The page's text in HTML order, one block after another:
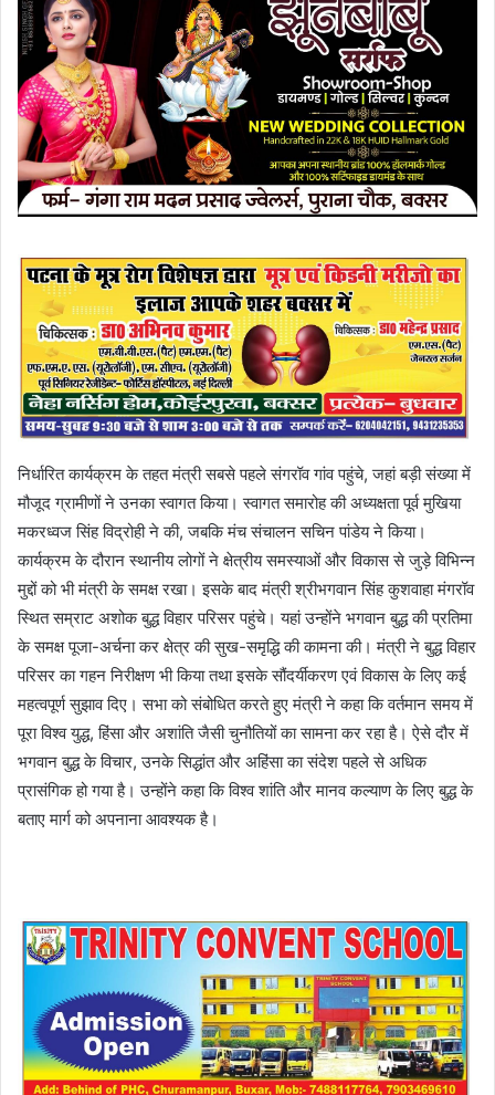
निर्धारित कार्यक्रम के तहत मंत्री सबसे पहले संगरॉव गांव पहुंचे, जहां बड़ी संख्या में
मौजूद ग्रामीणों ने उनका स्वागत किया। स्वागत समारोह की अध्यक्षता पूर्व मुखिया
मकरध्वज सिंह विद्रोही ने की, जबकि मंच संचालन सचिन पांडेय ने किया।
कार्यक्रम के दौरान स्थानीय लोगों ने क्षेत्रीय समस्याओं और विकास से जुड़े विभिन्न
मुद्दों को भी मंत्री के समक्ष रखा। इसके बाद मंत्री श्रीभगवान सिंह कुशवाहा मंगरॉव
स्थित सम्राट अशोक बुद्ध विहार परिसर पहुंचे। यहां उन्होंने भगवान बुद्ध की प्रतिमा
के समक्ष पूजा-अर्चना कर क्षेत्र की सुख-समृद्धि की कामना की। मंत्री ने बुद्ध विहार
परिसर का गहन निरीक्षण भी किया तथा इसके सौंदर्यीकरण एवं विकास के लिए कई
महत्वपूर्ण सुझाव दिए। सभा को संबोधित करते हुए मंत्री ने कहा कि वर्तमान समय में
पूरा विश्व युद्ध, हिंसा और अशांति जैसी चुनौतियों का सामना कर रहा है। ऐसे दौर में
भगवान बुद्ध के विचार, उनके सिद्धांत और अहिंसा का संदेश पहले से अधिक
प्रासंगिक हो गया है। उन्होंने कहा कि विश्व शांति और मानव कल्याण के लिए बुद्ध के
बताए मार्ग को अपनाना आवश्यक है।